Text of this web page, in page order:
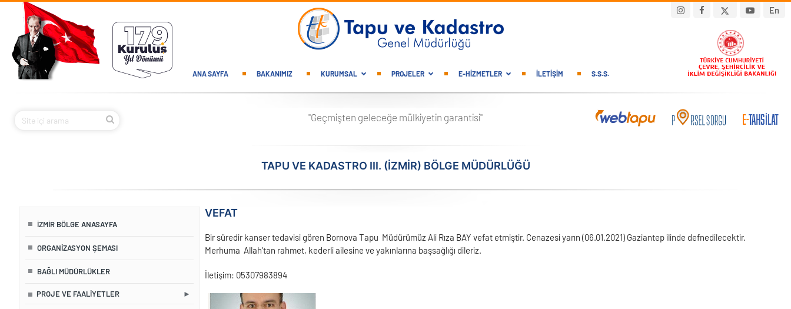
Ana içeriğe atla En
Main navigation
ANA SAYFA BAKANIMIZ KURUMSAL PROJELER E-HİZMETLER İLETIŞIM S.S.S.
"Geçmişten geleceğe mülkiyetin garantisi"
TAPU VE KADASTRO III. (İZMIR) BÖLGE MÜDÜRLÜĞÜ
İZMIR BÖLGE ANASAYFA
ORGANIZASYON ŞEMASI
BAĞLI MÜDÜRLÜKLER
PROJE VE FAALIYETLER
VEFAT
Bir süredir kanser tedavisi gören Bornova Tapu Müdürümüz Ali Rıza BAY vefat etmiştir. Cenazesi yarın (06.01.2021) Gaziantep ilinde defnedilecektir.
Merhuma Allah'tan rahmet, kederli ailesine ve yakınlarına başsağlığı dileriz.
İletişim: 05307983894